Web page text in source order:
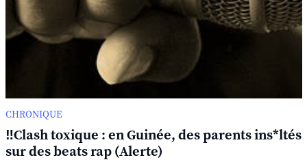
CHRONIQUE
‼️Clash toxique : en Guinée, des parents ins*ltés
sur des beats rap (Alerte)